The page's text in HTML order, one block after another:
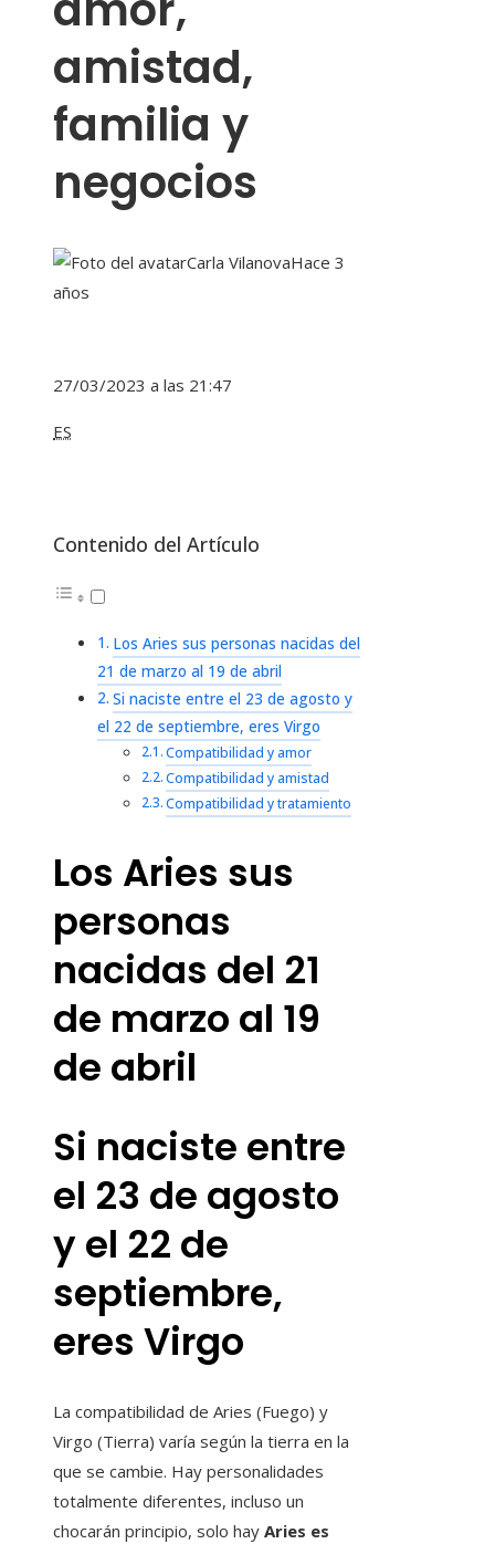
amistad,
familia y
negocios
Carla VilanovaHace 3
años
27/03/2023 a las 21:47
ES
Contenido del Artículo
Los Aries sus personas nacidas del
21 de marzo al 19 de abril
Si naciste entre el 23 de agosto y
el 22 de septiembre, eres Virgo
Compatibilidad y amor
Compatibilidad y amistad
Compatibilidad y tratamiento
Los Aries sus
personas
nacidas del 21
de marzo al 19
de abril
Si naciste entre
el 23 de agosto
y el 22 de
septiembre,
eres Virgo
La compatibilidad de Aries (Fuego) y
Virgo (Tierra) varía según la tierra en la
que se cambie. Hay personalidades
totalmente diferentes, incluso un
chocarán principio, solo hay Aries es